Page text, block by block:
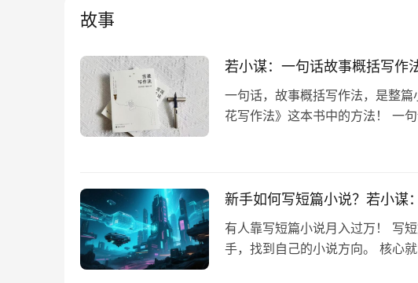
故事
若小谋：一句话故事概括写作
一句话，故事概括写作法，是整
花写作法》这本书中的方法！ 一
新手如何写短篇小说？若小谋
有人靠写短篇小说月入过万！ 写
手，找到自己的小说方向。 核心